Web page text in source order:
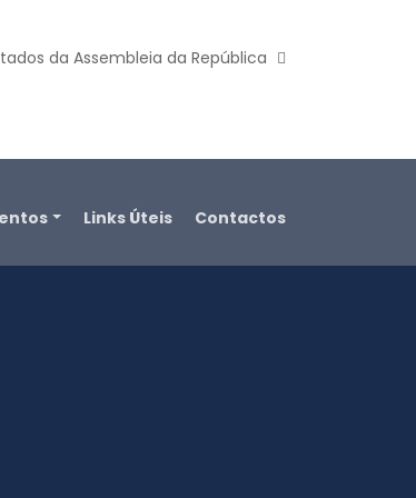
da Assembleia da República
Links Úteis Contactos